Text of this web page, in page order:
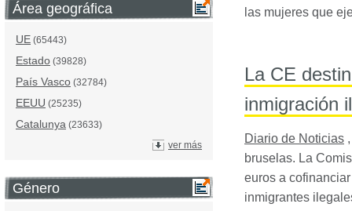
Área geográfica
UE (65443)
Estado (39828)
País Vasco (32784)
EEUU (25235)
Catalunya (23633)
ver más
Género
las mujeres que
La CE
inmigración
Diario de Noticias
bruselas. La
euros a
inmigrantes